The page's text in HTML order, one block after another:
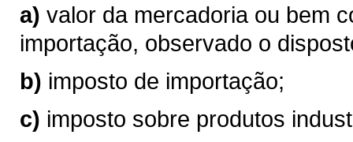
a) valor da mercadoria ou bem
importação, observado o
b) imposto de importação;
c) imposto sobre produtos